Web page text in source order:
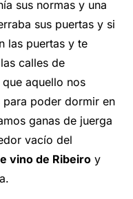
sus normas y una
sus puertas y si
las puertas y te
calles de
aquello nos
para poder dormir en
ganas de juerga
vacío del
vino de Ribeiro y